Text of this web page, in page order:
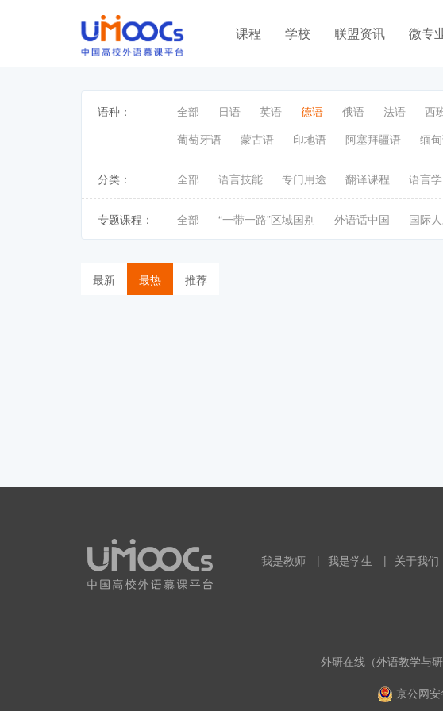
课程 学校 联盟资讯 微专
语种： 全部 日语 英语 德语 俄语 法语 西
葡萄牙语
蒙古语 印地语 阿塞拜疆语 缅
分类： 全部 语言技能 专门用途 翻译课程 语言学
专题课程： 全部 “一带一路”区域国别 外语话中国 国际
最新 最热 推荐
我是教师 | 我是学生 | 关于我们
外研在线（外语教学与
京公网